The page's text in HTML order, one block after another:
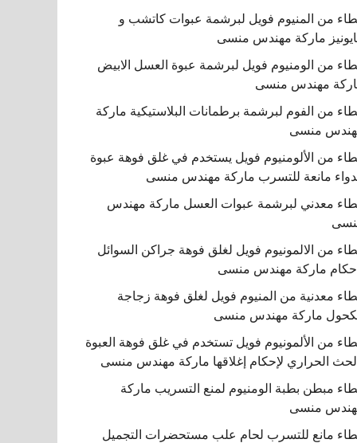
من المنيوم فويل لبرشمة عبوات كاتشب و
ماركة مهندس منسى
من الومنيوم فويل لبرشمة عبوة العسل الابيض
مهندس منسى
من الفوم لبرشمة برطمانات البلاستيكية ماركة
منسى
من الألومنيوم فويل يستخدم في غلق فوهة عبوة
مانعة للتسرب ماركة مهندس منسى
معدني لبرشمة عبوات العسل ماركة مهندس
من الالمونيوم فويل لغلق فوهة جراكن السوائل
ماركة مهندس منسى
معدنية من المنيوم فويل لغلق فوهة زجاجة
ماركة مهندس منسى
من الألمونيوم فويل تستخدم في غلق فوهة العبوة
الحراري لإحكام إغلاقها ماركة مهندس منسى
مبطن بطبة الومنيوم لمنع التسريب ماركة
منسى
مانع للتسرب لحام علب مستحضرات التجميل